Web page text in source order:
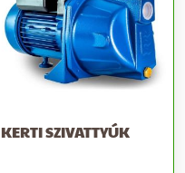
KERTI SZIVATTYÚK